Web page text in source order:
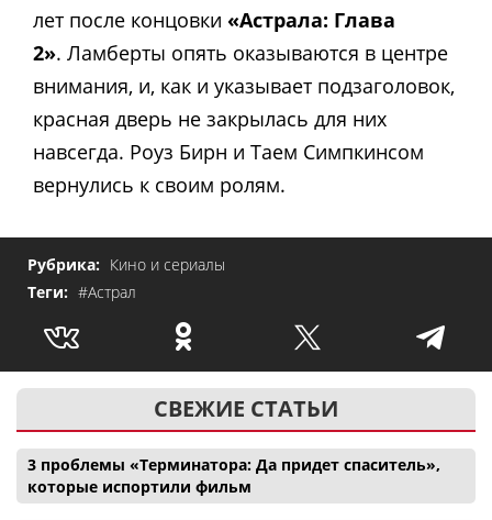
лет после концовки «Астрала: Глава
2». Ламберты опять оказываются в центре
внимания, и, как и указывает подзаголовок,
красная дверь не закрылась для них
навсегда. Роуз Бирн и Таем Симпкинсом
вернулись к своим ролям.
Рубрика: Кино и сериалы
Теги: #Астрал
СВЕЖИЕ СТАТЬИ
3 проблемы «Терминатора: Да придет спаситель»,
которые испортили фильм